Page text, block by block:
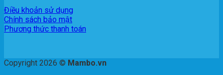
Điều khoản sử dụng
Chính sách bảo mật
Phương thức thanh toán
Copyright 2026 © Mambo.vn